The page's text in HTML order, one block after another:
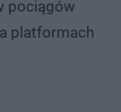
pociągów
platformach